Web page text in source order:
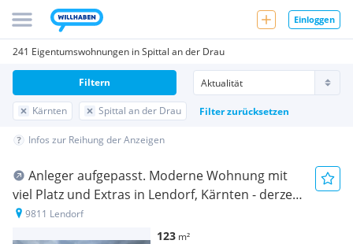
Einloggen
241 Eigentumswohnungen in Spittal an der Drau
Kärnten Spittal an der Drau Filter zurücksetzen
Filtern
Infos zur Reihung der Anzeigen
Anleger aufgepasst. Moderne Wohnung mit
viel Platz und Extras in Lendorf, Kärnten - derzeit
Vermietet
9811 Lendorf
123 m²